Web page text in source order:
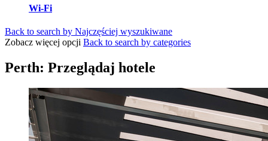
Wi-Fi
Back to search by Najczęściej wyszukiwane
Zobacz więcej opcji Back to search by categories
Perth: Przeglądaj hotele